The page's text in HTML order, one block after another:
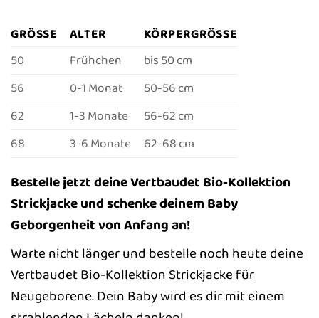
GRÖSSE ALTER
KÖRPERGRÖSSE
50
Frühchen
bis 50 cm
56
0-1 Monat
50-56 cm
62
1-3 Monate
56-62 cm
68
3-6 Monate 62-68 cm
Bestelle jetzt deine Vertbaudet Bio-Kollektion
Strickjacke und schenke deinem Baby
Geborgenheit von Anfang an!
Warte nicht länger und bestelle noch heute deine
Vertbaudet Bio-Kollektion Strickjacke für
Neugeborene. Dein Baby wird es dir mit einem